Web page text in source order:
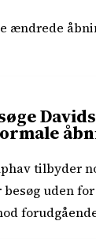
ændrede
tilbyder
uden